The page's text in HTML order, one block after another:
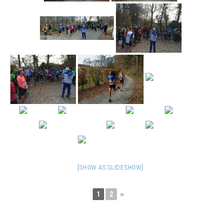
[SHOW AS SLIDESHOW]
1 2 ►